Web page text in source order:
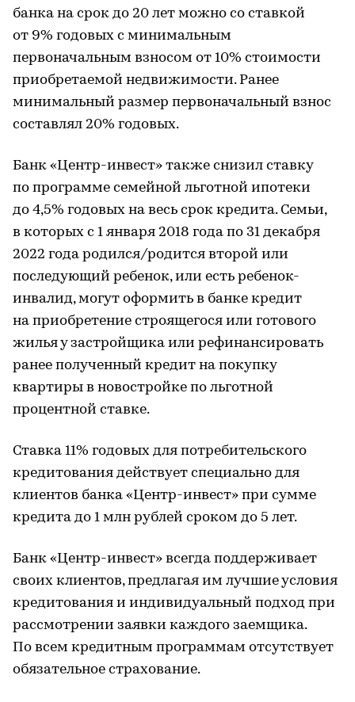
банка на срок до 20 лет можно со ставкой
от 9% годовых с минимальным
первоначальным взносом от 10% стоимости
приобретаемой недвижимости. Ранее
минимальный размер первоначальный взнос
составлял 20% годовых.
Банк «Центр-инвест» также снизил ставку
по программе семейной льготной ипотеки
до 4,5% годовых на весь срок кредита. Семьи,
в которых с 1 января 2018 года по 31 декабря
2022 года родился/родится второй или
последующий ребенок, или есть ребенок-
инвалид, могут оформить в банке кредит
на приобретение строящегося или готового
жилья у застройщика или рефинансировать
ранее полученный кредит на покупку
квартиры в новостройке по льготной
процентной ставке.
Ставка 11% годовых для потребительского
кредитования действует специально для
клиентов банка «Центр-инвест» при сумме
кредита до 1 млн рублей сроком до 5 лет.
Банк «Центр-инвест» всегда поддерживает
своих клиентов, предлагая им лучшие условия
кредитования и индивидуальный подход при
рассмотрении заявки каждого заемщика.
По всем кредитным программам отсутствует
обязательное страхование.